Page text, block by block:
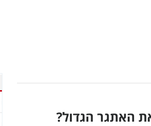
האתגר הגדול?